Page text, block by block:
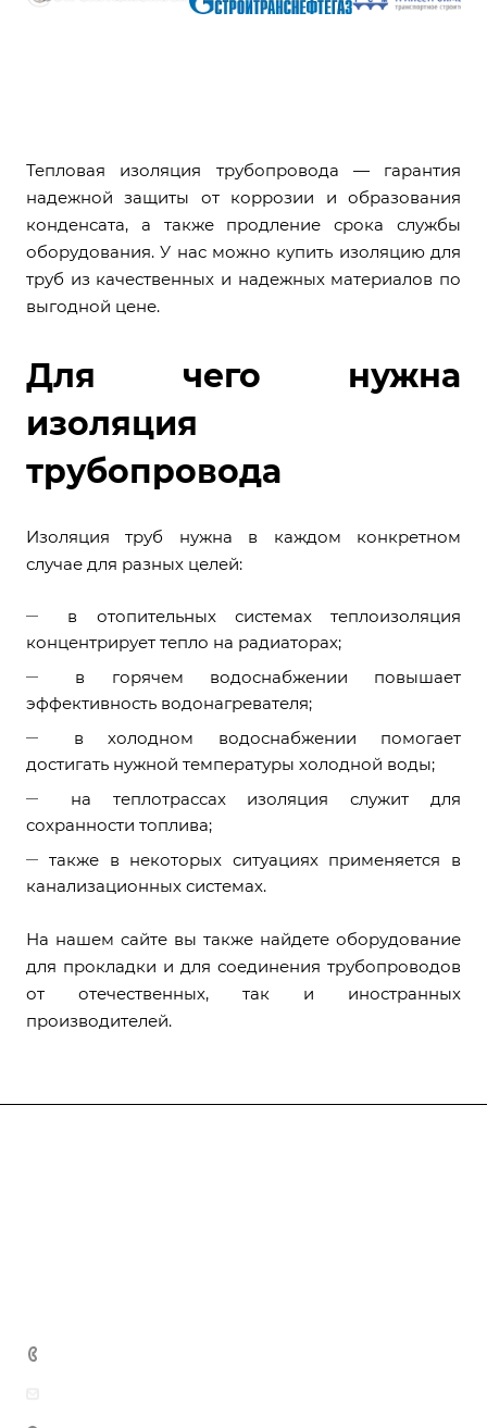
Тепловая изоляция трубопровода — гарантия
надежной защиты от коррозии и образования
конденсата, а также продление срока службы
оборудования. У нас можно купить изоляцию для
труб из качественных и надежных материалов по
выгодной цене.
Для чего нужна
изоляция
трубопровода
Изоляция труб нужна в каждом конкретном
случае для разных целей:
в отопительных системах теплоизоляция
концентрирует тепло на радиаторах;
в горячем водоснабжении повышает
эффективность водонагревателя;
в холодном водоснабжении помогает
достигать нужной температуры холодной воды;
на теплотрассах изоляция служит для
сохранности топлива;
также в некоторых ситуациях применяется в
канализационных системах.
На нашем сайте вы также найдете оборудование
для прокладки и для соединения трубопроводов
от отечественных, так и иностранных
производителей.